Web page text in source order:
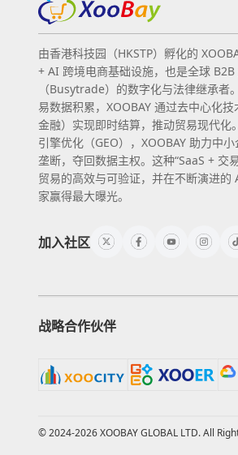
由香港科技园（HKSTP）孵化的
+ AI 跨境电商基础设施，也是全球 B2B
（Busytrade）的数字化与法律继承者
易数据积累，XOOBAY 通过去中心化
金融）实现即时结算，推动贸易现代化
引擎优化（GEO），XOOBAY 助力中
垄断，夺回数据主权。这种“SaaS + 交
贸易的高效与可验证，并在不断演进的
家赢得最大曝光。
加入社区
战略合作伙伴
© 2024-2026 XOOBAY GLOBAL LTD. All